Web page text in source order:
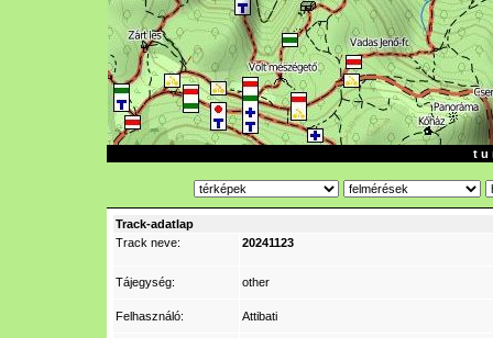
t u
Track-adatlap
Track neve:
20241123
Tájegység: other
Felhasználó: Attibati